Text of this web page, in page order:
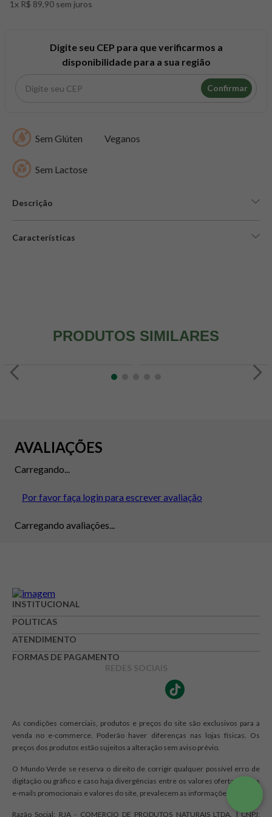
1x R$ 89,90 sem juros
Digite seu CEP para que verificarmos a
disponibilidade para a sua região
Confirmar
Sem Glúten Veganos
Sem Lactose
Descrição
Características
PRODUTOS SIMILARES
AVALIAÇÕES
Carregando...
Por favor faça login para escrever avaliação
Carregando avaliações...
INSTITUCIONAL
POLITICAS
ATENDIMENTO
FORMAS DE PAGAMENTO
REDES SOCIAIS
As condições comerciais, produtos e preços do site são exclusivos para a
venda no e-commerce. Poderão haver diferenças nas lojas físicas. Os
preços dos produtos estão sujeitos a alteração sem aviso prévio.
O Mundo Verde se reserva o direito de corrigir qualquer possível erro de
digitação ou gráfico e caso haja divergências entre os valores ofertados nos
e-mails promocionais e valores do site, prevalecem as informações do site.
Razão Social: RJA - COMERCIO DE PRODUTOS NATURAIS LTDA. | CNPJ:
8º snack proteico mundo verde
creatina mundo verde